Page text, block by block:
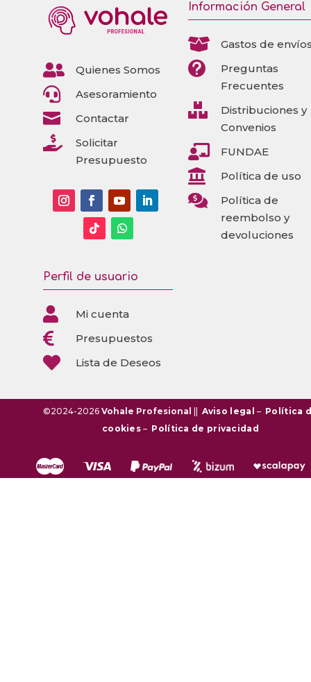
 Quienes Somos
 Asesoramiento
 Contactar

Solicitar
Presupuesto
Información General
 Gastos de

Preguntas
Frecuentes

Distribuciones y
Convenios
 FUNDAE
 Política de uso

Política de
reembolso y
devoluciones
Perfil de usuario
 Mi cuenta
 Presupuestos
 Lista de Deseos
©2024-2026 Vohale Profesional Aviso legal – Política
cookies– Política de privacidad